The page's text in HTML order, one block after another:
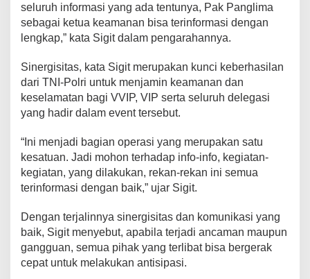
seluruh informasi yang ada tentunya, Pak Panglima
sebagai ketua keamanan bisa terinformasi dengan
lengkap,” kata Sigit dalam pengarahannya.
Sinergisitas, kata Sigit merupakan kunci keberhasilan
dari TNI-Polri untuk menjamin keamanan dan
keselamatan bagi VVIP, VIP serta seluruh delegasi
yang hadir dalam event tersebut.
“Ini menjadi bagian operasi yang merupakan satu
kesatuan. Jadi mohon terhadap info-info, kegiatan-
kegiatan, yang dilakukan, rekan-rekan ini semua
terinformasi dengan baik,” ujar Sigit.
Dengan terjalinnya sinergisitas dan komunikasi yang
baik, Sigit menyebut, apabila terjadi ancaman maupun
gangguan, semua pihak yang terlibat bisa bergerak
cepat untuk melakukan antisipasi.